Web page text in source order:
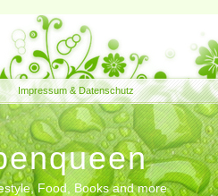
Impressum & Datenschutz
Food, Books and more